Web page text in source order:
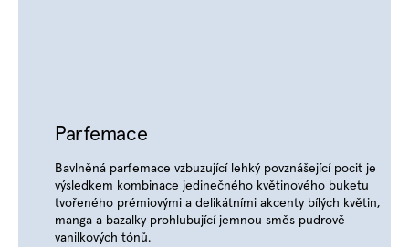
Parfemace
Bavlněná parfemace vzbuzující lehký povznášející pocit je
výsledkem kombinace jedinečného květinového buketu
tvořeného prémiovými a delikátními akcenty bílých květin,
manga a bazalky prohlubující jemnou směs pudrově
vanilkových tónů.